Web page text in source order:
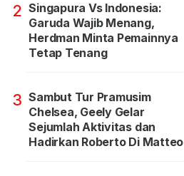
2 Singapura Vs Indonesia:
Garuda Wajib Menang,
Herdman Minta Pemainnya
Tetap Tenang
3 Sambut Tur Pramusim
Chelsea, Geely Gelar
Sejumlah Aktivitas dan
Hadirkan Roberto Di Matteo